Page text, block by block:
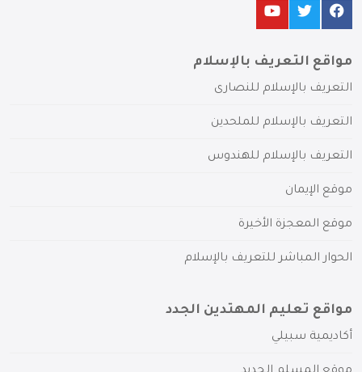
مواقع التعريف بالإسلام
التعريف بالإسلام للنصارى
التعريف بالإسلام للملحدين
التعريف بالإسلام للهندوس
موقع الإيمان
موقع المعجزة الأخيرة
الحوار المباشر للتعريف بالإسلام
مواقع تعليم المهتدين الجدد
أكاديمية سبيلي